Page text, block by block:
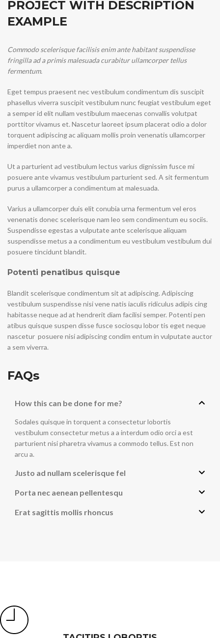
PROJECT WITH DESCRIPTION
EXAMPLE
Commodo scelerisque facilisis enim ante habitant suspendisse
fringilla ad a primis malesuada curabitur ullamcorper tellus
fermentum.
Eget tempus praesent nec vestibulum condimentum dis suscipit
phasellus viverra suscipit vestibulum nunc feugiat vestibulum eget
a semper id elit nullam vestibulum maecenas convallis volutpat
porttitor vivamus et. Nascetur laoreet ipsum placerat odio a dolor
torquent adipiscing ac aliquam mollis proin venenatis ullamcorper
imperdiet non ante a.
Ut a parturient ad vestibulum lectus varius dignissim fusce mi
posuere ante vivamus vestibulum parturient sed. A sit fermentum
purus a ullamcorper a condimentum at malesuada.
Varius a ullamcorper duis elit conubia urna fermentum vel eros
venenatis donec scelerisque nam leo sem condimentum eu sociis.
Suspendisse egestas a vulputate ante scelerisque aliquam
suspendisse metus a a condimentum eu vestibulum vestibulum dui
posuere tincidunt blandit.
Potenti penatibus quisque
Blandit scelerisque condimentum sit at adipiscing. Adipiscing
vestibulum suspendisse nisi vene natis iaculis ridiculus adipis cing
habitasse neque ad at hendrerit diam facilisi semper. Potenti pen
atibus quisque suspen disse fusce sociosqu lobor tis eget neque
nascetur posuere nisi adipiscing condim entum in vulputate auctor
a sem viverra.
FAQs
How this can be done for me?
Sodales quisque in torquent a consectetur lobortis
vestibulum consectetur metus a a interdum odio orci a est
parturient nisi pharetra vivamus a commodo tellus. Est non
arcu a.
Justo ad nullam scelerisque fel
Porta nec aenean pellentesqu
Erat sagittis mollis rhoncus